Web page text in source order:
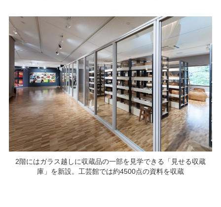
2階にはガラス越しに収蔵品の一部を見学できる「見せる収蔵
庫」を新設。工芸館では約4500点の資料を収蔵